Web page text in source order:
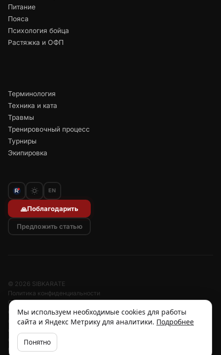
Питание
Пояса
Психология бойца
Растяжка и ОФП
Терминология
Техника и ката
Травмы
Тренировочный процесс
Турниры
Экипировка
EN
🙏Поблагодарить
Предложить статью
© 2026 SIBKARATE
Политика конфиденциальности
Отписаться от рассылок
Согласие на обработку персональных данных
Согласие на рассылку
Отзыв согласия
Cookies
Об авторе
Мы используем необходимые cookies для работы
сайта и Яндекс Метрику для аналитики. Подробнее
Понятно